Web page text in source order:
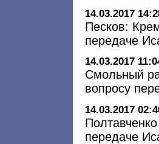
14.03.2017
Песков:
передаче
14.03.2017
Смольный
вопросу
14.03.2017
передаче